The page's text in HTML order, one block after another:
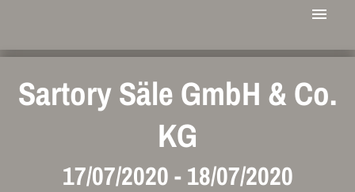
Sartory Säle GmbH & Co.
KG
17/07/2020- 18/07/2020